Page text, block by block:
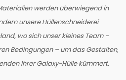
werden überwiegend in
unsere Hüllenschneiderei
wo sich unser kleines Team –
Bedingungen – um das Gestalten,
Ihrer Galaxy-Hülle kümmert.